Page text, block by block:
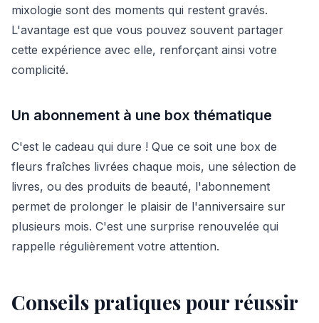
mixologie sont des moments qui restent gravés.
L'avantage est que vous pouvez souvent partager
cette expérience avec elle, renforçant ainsi votre
complicité.
Un abonnement à une box thématique
C'est le cadeau qui dure ! Que ce soit une box de
fleurs fraîches livrées chaque mois, une sélection de
livres, ou des produits de beauté, l'abonnement
permet de prolonger le plaisir de l'anniversaire sur
plusieurs mois. C'est une surprise renouvelée qui
rappelle régulièrement votre attention.
Conseils pratiques pour réussir